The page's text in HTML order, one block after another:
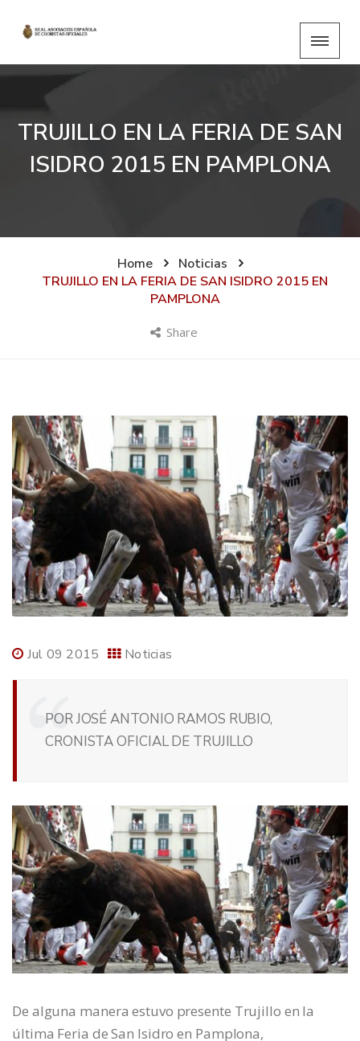
TRUJILLO EN LA FERIA DE SAN
ISIDRO 2015 EN PAMPLONA
Home
Noticias
TRUJILLO EN LA FERIA DE SAN ISIDRO 2015 EN
PAMPLONA
Share
Jul 09 2015 Noticias
POR JOSÉ ANTONIO RAMOS RUBIO,
CRONISTA OFICIAL DE TRUJILLO
De alguna manera estuvo presente Trujillo en la
última Feria de San Isidro en Pamplona,